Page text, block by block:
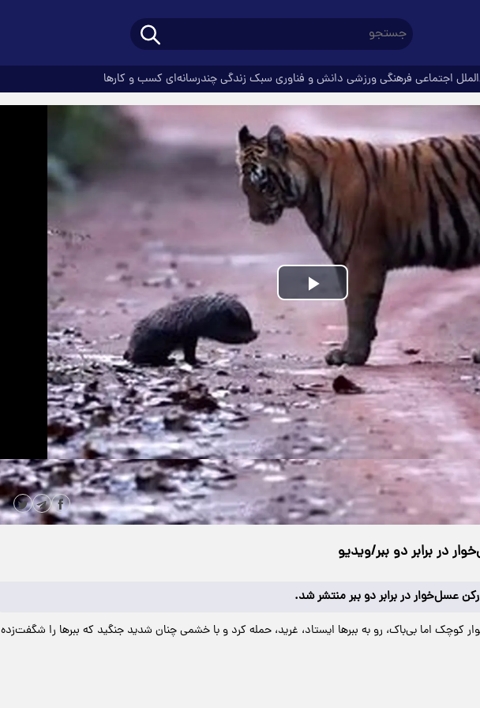
اجتماعی فرهنگیورزشی دانش و فناوری سبک زندگیچندرسانه‌ای کسب و کارها
Play
Video
حجم ویدیو: 24.63M مدت زمان ویدیو: 00:02:04
دانلود
در برابر دو ببر/ویدیو
عسل‌خوار در برابر دو ببر منتشر شد.
کوچک اما بی‌باک، رو به ببرها ایستاد، غرید، حمله کرد و با خشمی چنان شدید جنگید که ببرها را شگفت‌زده